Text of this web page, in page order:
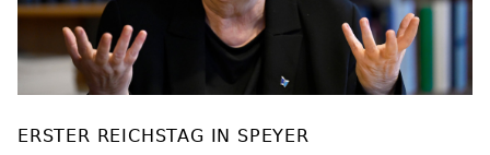
ERSTER REICHSTAG IN SPEYER